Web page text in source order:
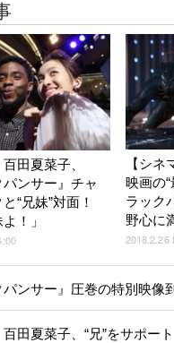
田夏菜子、
パンサー』チャ
“兄妹”対面！
！」
【シ
映画の
ラック
野心に
2018.2.26
パンサー』圧巻の特別映
田夏菜子、“兄”をサポー